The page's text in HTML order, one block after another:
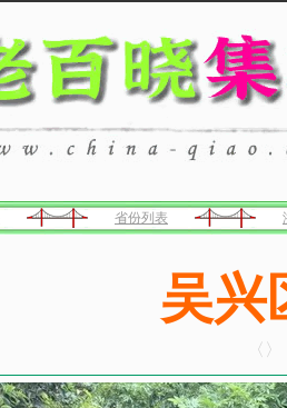
省份列表
吴兴
〈